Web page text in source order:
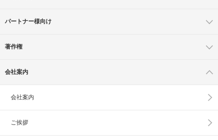
パートナー様向け
著作権
会社案内
会社案内
ご挨拶